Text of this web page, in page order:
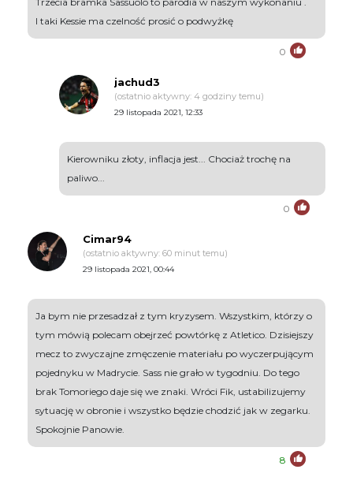
I taki Kessie ma czelność prosić o podwyżkę
0
jachud3
(ostatnio aktywny: 4 godziny temu)
29 listopada 2021, 12:33
Kierowniku złoty, inflacja jest... Chociaż trochę na
paliwo...
0
Cimar94
(ostatnio aktywny: 60 minut temu)
29 listopada 2021, 00:44
Ja bym nie przesadzał z tym kryzysem. Wszystkim, którzy o
tym mówią polecam obejrzeć powtórkę z Atletico. Dzisiejszy
mecz to zwyczajne zmęczenie materiału po wyczerpującym
pojednyku w Madrycie. Sass nie grało w tygodniu. Do tego
brak Tomoriego daje się we znaki. Wróci Fik, ustabilizujemy
sytuację w obronie i wszystko będzie chodzić jak w zegarku.
Spokojnie Panowie.
8